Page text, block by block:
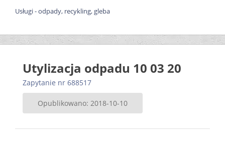
Usługi - odpady, recykling, gleba
Utylizacja odpadu 10 03 20
Zapytanie nr 688517
Opublikowano: 2018-10-10